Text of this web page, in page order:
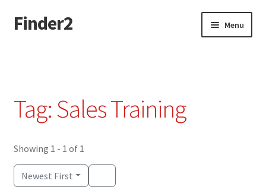
Skip
to
Skip
to
Finder2 Menu
Tag: Sales Training
Showing 1 - 1 of 1
Newest First